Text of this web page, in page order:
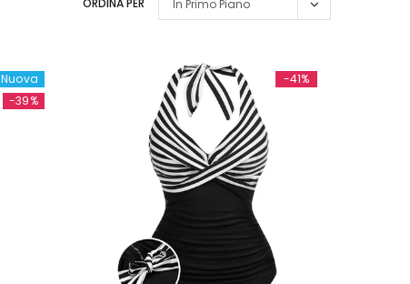
In Primo Piano
Nuova
-39%
-41%